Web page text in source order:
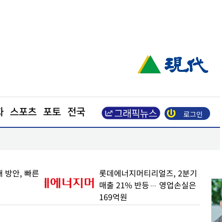
스포츠 포토 전국 로그인
방안, 빠른
롯데에너지머티리얼즈, 2분기
매출 21% 반등… 영업손실은
169억원